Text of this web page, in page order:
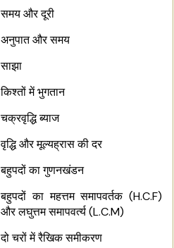
समय और दूरी
अनुपात और समय
साझा
किश्तों में भुगतान
चक्रवृद्धि ब्याज
वृद्धि और मूल्यह्रास की दर
बहुपदों का गुणनखंडन
बहुपदों का महत्तम समापवर्तक (H.C.F)
और लघुत्तम समापवर्त्य (L.C.M)
दो चरों में रैखिक समीकरण